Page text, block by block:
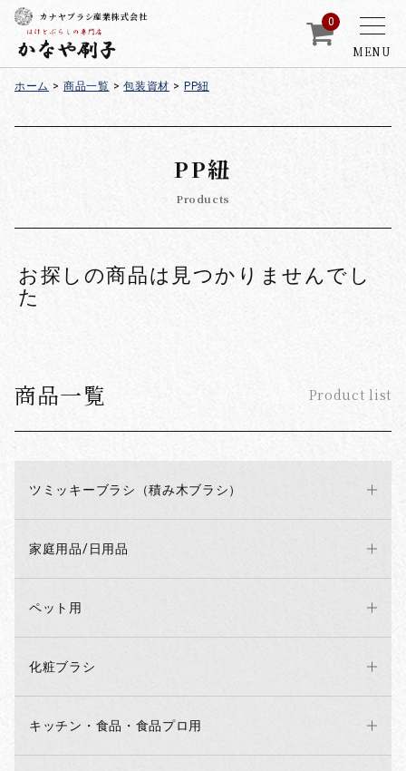
MENU
カナヤブラシ産業株式会社 0
ホーム > 商品一覧 > 包装資材 > PP紐
商品一覧 Product list
ツミッキーブラシ（積み木ブラシ）
家庭用品/日用品
ペット用
化粧ブラシ
キッチン・食品・食品プロ用
PP紐
Products
お探しの商品は見つかりませんでし
た